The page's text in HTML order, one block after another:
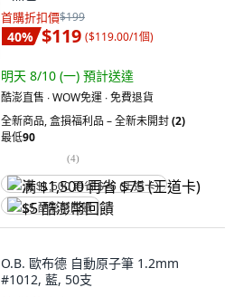
首購折扣價$199
40% $119 ($119.00/1個)
明天 8/10 (一) 預計送達
酷澎直售 ∙ WOW免運 ∙ 免費退貨
全新商品,盒損福利品 – 全新未開封(2)
最低90
(4)
满 $1,500 再省 $75 (王道卡)
$5 酷澎幣回饋
O.B. 歐布德 自動原子筆 1.2mm
#1012, 藍, 50支